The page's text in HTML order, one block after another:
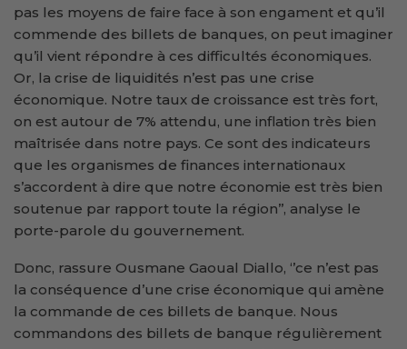
pas les moyens de faire face à son engament et qu’il
commende des billets de banques, on peut imaginer
qu’il vient répondre à ces difficultés économiques.
Or, la crise de liquidités n’est pas une crise
économique. Notre taux de croissance est très fort,
on est autour de 7% attendu, une inflation très bien
maîtrisée dans notre pays. Ce sont des indicateurs
que les organismes de finances internationaux
s’accordent à dire que notre économie est très bien
soutenue par rapport toute la région’’, analyse le
porte-parole du gouvernement.
Donc, rassure Ousmane Gaoual Diallo, ‘’ce n’est pas
la conséquence d’une crise économique qui amène
la commande de ces billets de banque. Nous
commandons des billets de banque régulièrement